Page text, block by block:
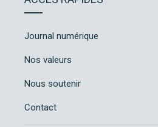
Journal numérique
Nos valeurs
Nous soutenir
Contact